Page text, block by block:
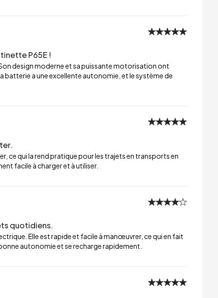
P65E !
design moderne et sa puissante motorisation ont
batterie a une excellente autonomie, et le système de
qui la rend pratique pour les trajets en transports en
facile à charger et à utiliser.
quotidiens.
Elle est rapide et facile à manœuvrer, ce qui en fait
autonomie et se recharge rapidement.